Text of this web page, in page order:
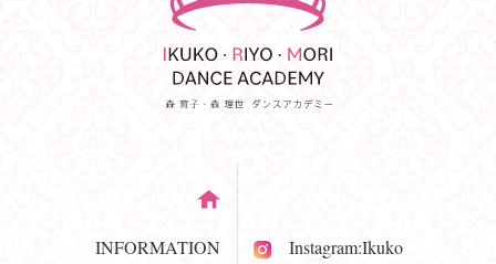
INFORMATION Instagram:Ikuko